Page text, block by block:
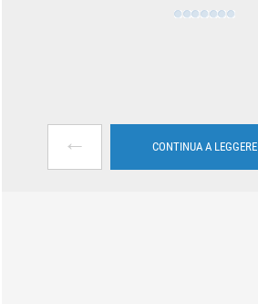
← CONTINUA A LEGGERE